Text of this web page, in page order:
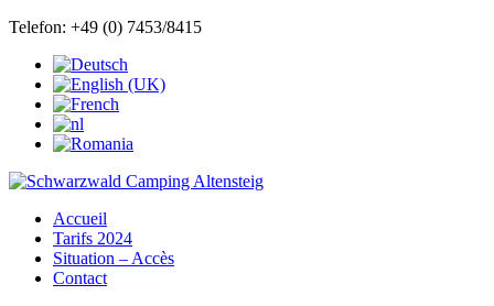
Telefon: +49 (0) 7453/8415
Accueil
Tarifs 2024
Situation – Accès
Contact